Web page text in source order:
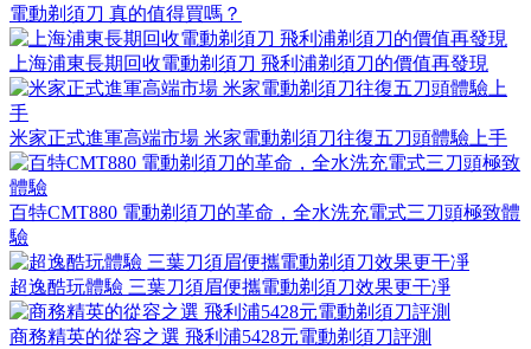
電動剃須刀 真的值得買嗎？
上海浦東長期回收電動剃須刀 飛利浦剃須刀的價值再發現
米家正式進軍高端市場 米家電動剃須刀往復五刀頭體驗上手
百特CMT880 電動剃須刀的革命，全水洗充電式三刀頭極致體
驗
超逸酷玩體驗 三葉刀須眉便攜電動剃須刀效果更干凈
商務精英的從容之選 飛利浦5428元電動剃須刀評測